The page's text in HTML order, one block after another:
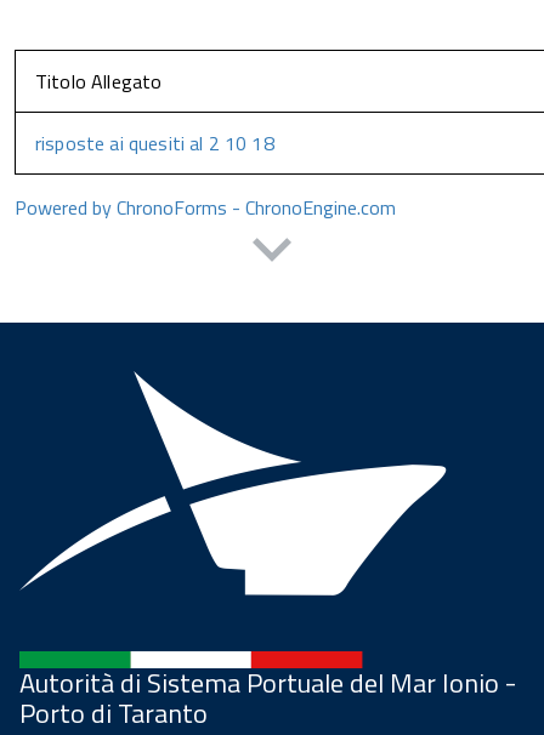
Titolo Allegato
risposte ai quesiti al 2 10 18
Powered by ChronoForms - ChronoEngine.com
Autorità di Sistema Portuale del Mar Ionio -
Porto di Taranto